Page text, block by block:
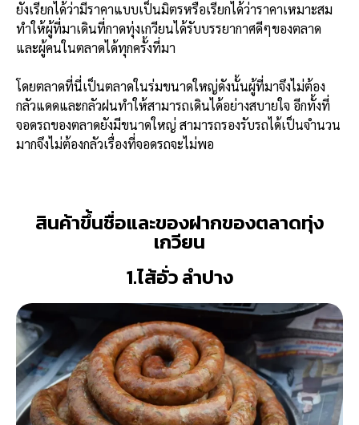
ยังเรียกได้ว่ามีราคาแบบเป็นมิตรหรือเรียกได้ว่าราคาเหมาะสม
ทำให้ผู้ที่มาเดินที่กาดทุ่งเกวียนได้รับบรรยากาศดีๆของตลาด
และผู้คนในตลาดได้ทุกครั้งที่มา
โดยตลาดที่นี่เป็นตลาดในร่มขนาดใหญ่ดังนั้นผู้ที่มาจึงไม่ต้อง
กลัวแดดและกลัวฝนทำให้สามารถเดินได้อย่างสบายใจ อีกทั้งที่
จอดรถของตลาดยังมีขนาดใหญ่ สามารถรองรับรถได้เป็นจำนวน
มากจึงไม่ต้องกลัวเรื่องที่จอดรถจะไม่พอ
สินค้าขึ้นชื่อและของฝากของตลาดทุ่ง
เกวียน
1.ไส้อั่ว ลำปาง